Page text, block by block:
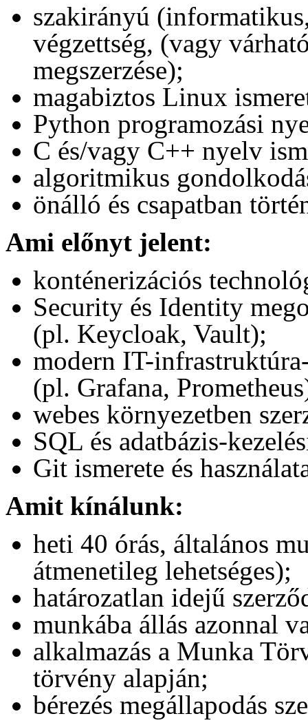
szakirányú
végzettség, (vagy
megszerzése);
magabiztos Linux
Python programozási
C és/vagy C++ nyelv
algoritmikus
önálló és csapatban
Ami előnyt jelent:
konténerizációs
Security és Identity
(pl. Keycloak, Vault);
modern IT-
(pl. Grafana,
webes környezetben
SQL és adatbázis-
Git ismerete és
Amit kínálunk:
heti 40 órás, általános
átmenetileg lehetséges);
határozatlan idejű
munkába állás azonnal
alkalmazás a Munka
törvény alapján;
bérezés megállapodás